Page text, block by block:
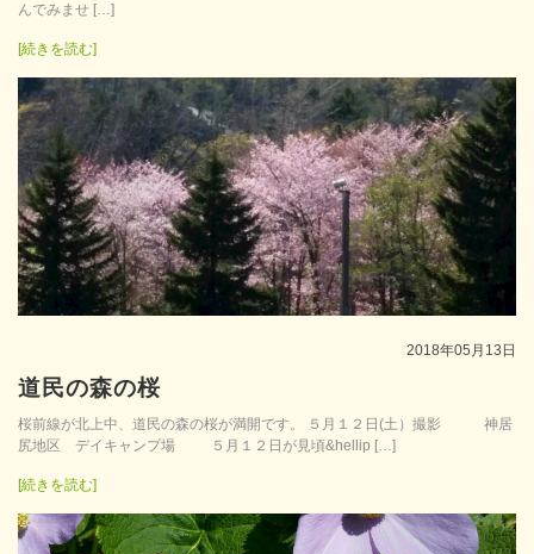
んでみませ […]
[続きを読む]
2018年05月13日
道民の森の桜
桜前線が北上中、道民の森の桜が満開です。 ５月１２日(土）撮影 神居
尻地区 デイキャンプ場 ５月１２日が見頃&hellip […]
[続きを読む]